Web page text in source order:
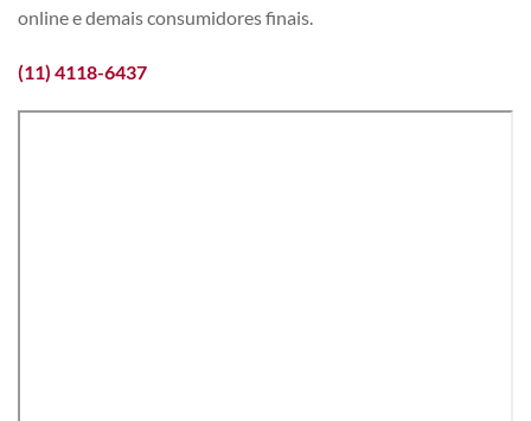
online e demais consumidores finais.
(11) 4118-6437